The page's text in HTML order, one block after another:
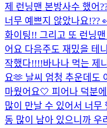
제 런닝맨 본방사수 했어
너무 예쁘지 않았나요!??
화이팅!! 그리고 또 런닝
어요 다음주도 재밌을 테
작했다!!!!바나나 먹는 제
요🫶 날씨 엄청 추운데도
마웠어요🤍 피어나 덕분
많이 만날 수 있어서 너무
동 많이 남아 있으니까 우